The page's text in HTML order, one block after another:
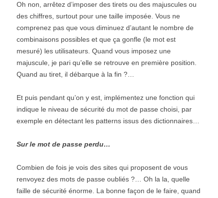
Oh non, arrêtez d’imposer des tirets ou des majuscules ou
des chiffres, surtout pour une taille imposée. Vous ne
comprenez pas que vous diminuez d’autant le nombre de
combinaisons possibles et que ça gonfle (le mot est
mesuré) les utilisateurs. Quand vous imposez une
majuscule, je pari qu’elle se retrouve en première position.
Quand au tiret, il débarque à la fin ?…
Et puis pendant qu’on y est, implémentez une fonction qui
indique le niveau de sécurité du mot de passe choisi, par
exemple en détectant les patterns issus des dictionnaires…
Sur le mot de passe perdu…
Combien de fois je vois des sites qui proposent de vous
renvoyez des mots de passe oubliés ?… Oh la la, quelle
faille de sécurité énorme. La bonne façon de le faire, quand